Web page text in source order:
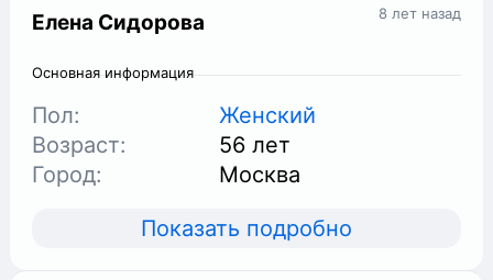
8 лет назад
Елена Сидорова
Основная информация
Пол:
Женский
Возраст:
56 лет
Город:
Москва
Показать подробно